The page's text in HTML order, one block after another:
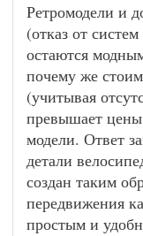
Ретромодели и
(отказ от
остаются
почему же
(учитывая
превышает
модели. Ответ
детали
создан таким
передвижения
простым и